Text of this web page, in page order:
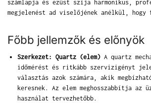
számlapja és ezüst szíja harmonikus,
megjelenést ad viselőjének anélkül, hogy
Főbb jellemzők és előnyök
Szerkezet: Quartz (elem) A quartz
időmérést és ritkább szervizigényt
választás azok számára, akik
keresnek. Az elem meghosszabbítja az
használat tervezhetőbb.